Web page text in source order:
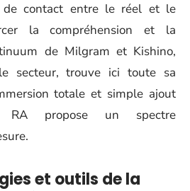
contact entre le réel et le
la compréhension et la
de Milgram et Kishino,
secteur, trouve ici toute sa
totale et simple ajout
RA propose un spectre
et outils de la